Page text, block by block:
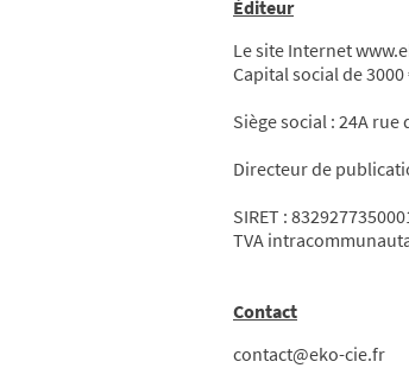
Éditeur
Le site Internet
Capital social de
Siège social : 24A rue
Directeur de
SIRET :
TVA
Contact
contact@eko-cie.fr